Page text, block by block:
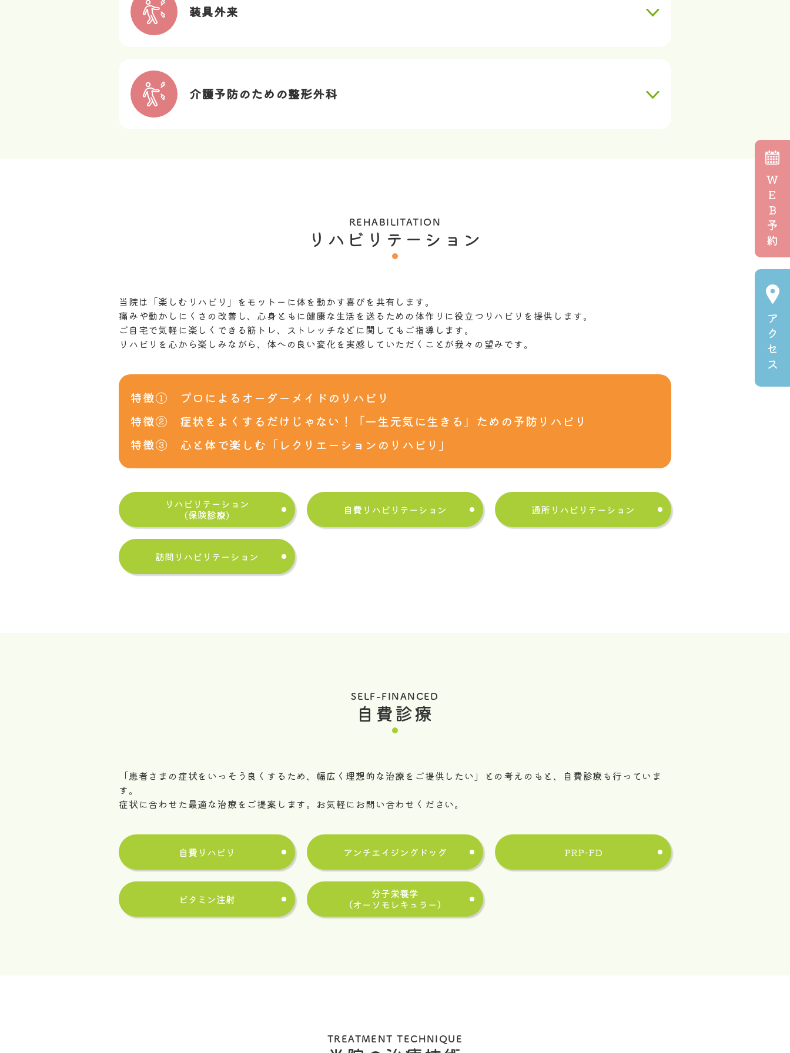
W
E
B
予
約
ア
ク
セ
ス
装具外来
介護予防のための整形外科
REHABILITATION
リハビリテーション
当院は「楽しむリハビリ」をモットーに体を動かす喜びを共有します。
痛みや動かしにくさの改善し、心身ともに健康な生活を送るための体作りに役立つリハビリを提供します。
ご自宅で気軽に楽しくできる筋トレ、ストレッチなどに関してもご指導します。
リハビリを心から楽しみながら、体への良い変化を実感していただくことが我々の望みです。
特徴①
プロによるオーダーメイドのリハビリ
特徴② 症状をよくするだけじゃない！「一生元気に生きる」ための予防リハビリ
特徴③ 心と体で楽しむ「レクリエーションのリハビリ」
リハビリテーション
(保険診療) 自費リハビリテーション 通所リハビリテーション
訪問リハビリテーション
SELF-FINANCED
自費診療
「患者さまの症状をいっそう良くするため、幅広く理想的な治療をご提供したい」との考えのもと、自費診療も行っていま
す。
症状に合わせた最適な治療をご提案します。お気軽にお問い合わせください。
自費リハビリ アンチエイジングドッグ PRP-FD
ビタミン注射 分子栄養学
（オーソモレキュラー）
TREATMENT TECHNIQUE